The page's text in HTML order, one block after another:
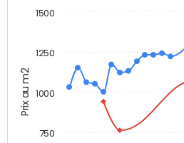
Prix au m2 1000
750
1250
1500